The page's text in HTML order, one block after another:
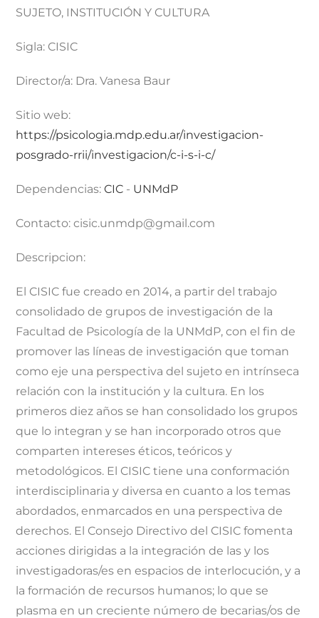
SUJETO, INSTITUCIÓN Y CULTURA
Sigla: CISIC
Director/a: Dra. Vanesa Baur
Sitio web:
https://psicologia.mdp.edu.ar/investigacion-
posgrado-rrii/investigacion/c-i-s-i-c/
Dependencias:CIC - UNMdP
Contacto:cisic.unmdp@gmail.com
Descripcion:
El CISIC fue creado en 2014, a partir del trabajo
consolidado de grupos de investigación de la
Facultad de Psicología de la UNMdP, con el fin de
promover las líneas de investigación que toman
como eje una perspectiva del sujeto en intrínseca
relación con la institución y la cultura. En los
primeros diez años se han consolidado los grupos
que lo integran y se han incorporado otros que
comparten intereses éticos, teóricos y
metodológicos. El CISIC tiene una conformación
interdisciplinaria y diversa en cuanto a los temas
abordados, enmarcados en una perspectiva de
derechos. El Consejo Directivo del CISIC fomenta
acciones dirigidas a la integración de las y los
investigadoras/es en espacios de interlocución, y a
la formación de recursos humanos; lo que se
plasma en un creciente número de becarias/os de